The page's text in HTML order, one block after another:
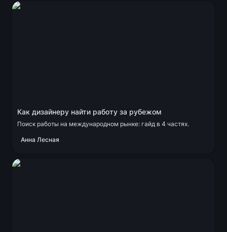
Как дизайнеру найти работу за рубежом
Как дизайнеру найти работу за рубежом
Поиск работы на международном рынке: гайд в 4 частях.
Анна Лесная
Solving Product Design Exercises